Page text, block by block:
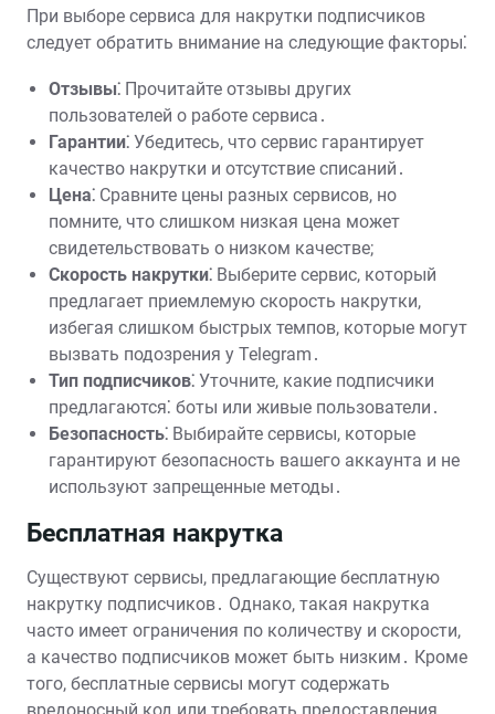
При выборе сервиса для накрутки подписчиков
следует обратить внимание на следующие факторы⁚
Отзывы⁚ Прочитайте отзывы других
пользователей о работе сервиса․
Гарантии⁚ Убедитесь, что сервис гарантирует
качество накрутки и отсутствие списаний․
Цена⁚ Сравните цены разных сервисов, но
помните, что слишком низкая цена может
свидетельствовать о низком качестве;
Скорость накрутки⁚ Выберите сервис, который
предлагает приемлемую скорость накрутки,
избегая слишком быстрых темпов, которые могут
вызвать подозрения у Telegram․
Тип подписчиков⁚ Уточните, какие подписчики
предлагаются⁚ боты или живые пользователи․
Безопасность⁚ Выбирайте сервисы, которые
гарантируют безопасность вашего аккаунта и не
используют запрещенные методы․
Бесплатная накрутка
Существуют сервисы, предлагающие бесплатную
накрутку подписчиков․ Однако, такая накрутка
часто имеет ограничения по количеству и скорости,
а качество подписчиков может быть низким․ Кроме
того, бесплатные сервисы могут содержать